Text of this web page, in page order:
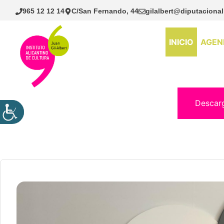
Saltar
965 12 12 14 C/San Fernando, 44
INICIO